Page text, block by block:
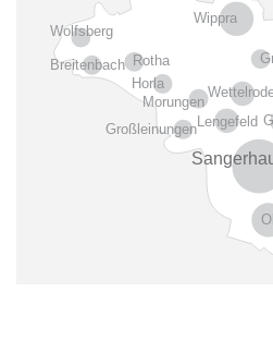
Wippra
Wolfsberg
Rotha
Breitenbach
Horla
Morungen
Lengefeld
Großleinungen